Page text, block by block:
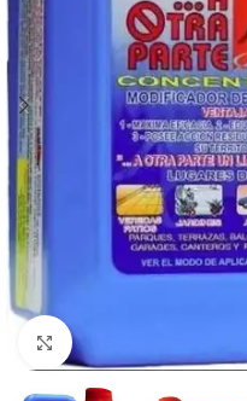
Haga clic para ampliar